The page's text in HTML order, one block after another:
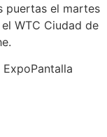
puertas el martes
WTC Ciudad de